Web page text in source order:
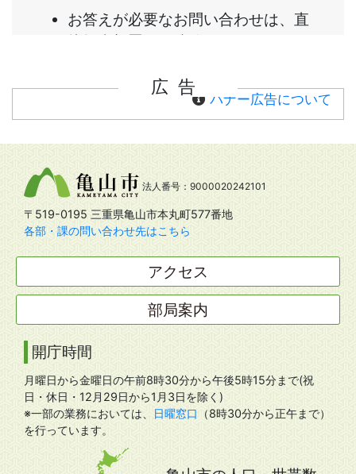
広告
バナー広告について
法人番号：9000020242101
〒519-0195 三重県亀山市本丸町577番地
各部・課の問い合わせ先はこちら
アクセス
部局案内
開庁時間
月曜日から金曜日の午前8時30分から午後5時15分まで(祝
日・休日・12月29日から1月3日を除く)
※一部の業務においては、
日曜窓口
（8時30分から正午まで）
を行っています。